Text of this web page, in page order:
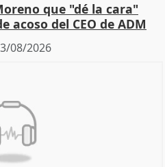
que "dé la cara"
acoso del CEO de ADM
08/2026